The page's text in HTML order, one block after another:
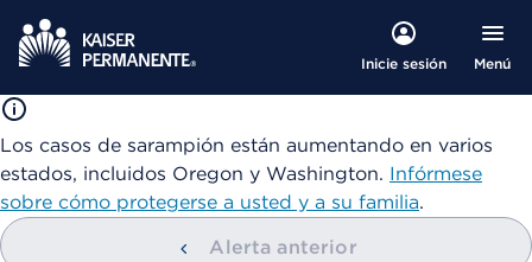
Inicie sesión Menú
Los casos de sarampión están aumentando en varios
estados, incluidos Oregon y Washington. Infórmese
sobre cómo protegerse a usted y a su familia.
Alerta anterior